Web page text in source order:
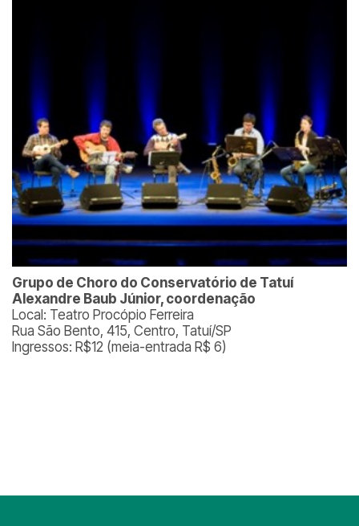
Grupo de Choro do Conservatório de Tatuí
Alexandre Baub Júnior, coordenação
Local: Teatro Procópio Ferreira
Rua São Bento, 415, Centro, Tatuí/SP
Ingressos: R$12 (meia-entrada R$ 6)